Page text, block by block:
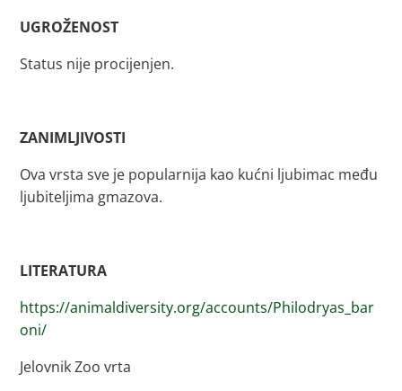
UGROŽENOST
Status nije procijenjen.
ZANIMLJIVOSTI
Ova vrsta sve je popularnija kao kućni ljubimac među
ljubiteljima gmazova.
LITERATURA
https://animaldiversity.org/accounts/Philodryas_bar
oni/
Jelovnik Zoo vrta